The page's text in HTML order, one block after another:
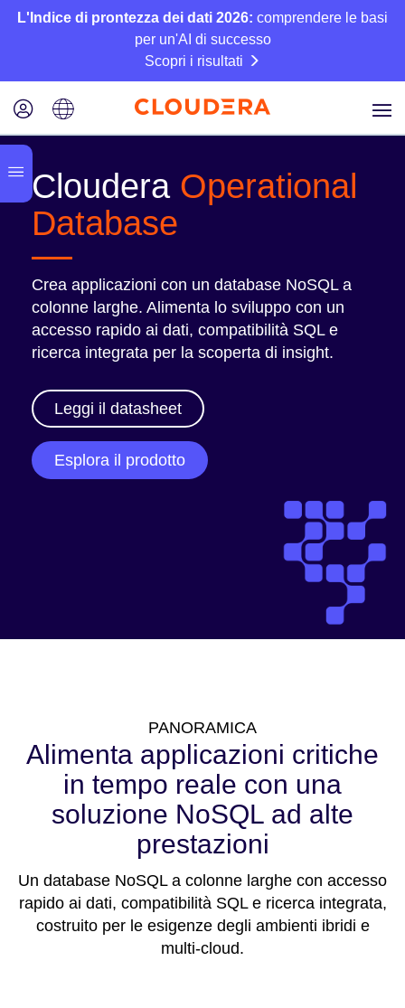
L'Indice di prontezza dei dati 2026: comprendere le basi
per un'AI di successo
Scopri i risultati
Cloudera Operational
Database
Crea applicazioni con un database NoSQL a
colonne larghe. Alimenta lo sviluppo con un
accesso rapido ai dati, compatibilità SQL e
ricerca integrata per la scoperta di insight.
Leggi il datasheet
Esplora il prodotto
PANORAMICA
Alimenta applicazioni critiche
in tempo reale con una
soluzione NoSQL ad alte
prestazioni
Un database NoSQL a colonne larghe con accesso
rapido ai dati, compatibilità SQL e ricerca integrata,
costruito per le esigenze degli ambienti ibridi e
multi-cloud.